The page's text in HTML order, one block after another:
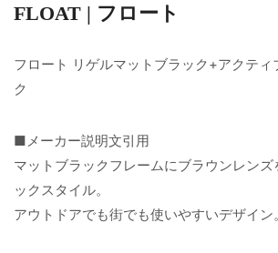
FLOAT | フロート
フロート リゲルマットブラック+アクティ
ク
■メーカー説明文引用
マットブラックフレームにブラウンレン
ックスタイル。
アウトドアでも街でも使いやすいデザイン。